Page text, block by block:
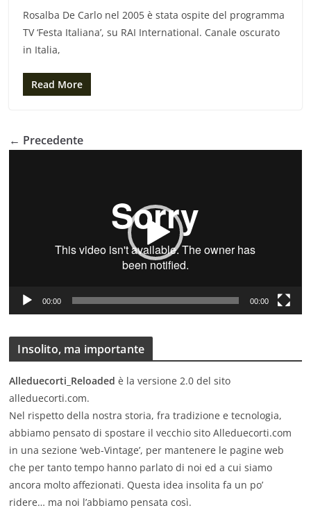
Rosalba De Carlo nel 2005 è stata ospite del programma
TV ‘Festa Italiana’, su RAI International. Canale oscurato
in Italia,
Read More
← Precedente
e
00:00 00:00
Insolito, ma importante
Alleduecorti_Reloaded è la versione 2.0 del sito
alleduecorti.com.
Nel rispetto della nostra storia, fra tradizione e tecnologia,
abbiamo pensato di spostare il vecchio sito Alleduecorti.com
in una sezione ‘web-Vintage’, per mantenere le pagine web
che per tanto tempo hanno parlato di noi ed a cui siamo
ancora molto affezionati. Questa idea insolita fa un po’
ridere… ma noi l’abbiamo pensata così.